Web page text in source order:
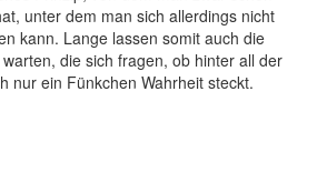
unter dem man sich allerdings nicht
kann. Lange lassen somit auch die
die sich fragen, ob hinter all der
nur ein Fünkchen Wahrheit steckt.